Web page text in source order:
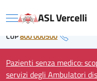
to Regione Piemonte
Menu ASL Vercelli
CUP800 000500
Pazienti senza medico:
servizi degli Ambulatori